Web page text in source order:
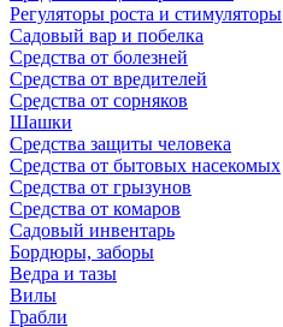
Регуляторы роста и стимуляторы
Садовый вар и побелка
Средства от болезней
Средства от вредителей
Средства от сорняков
Шашки
Средства защиты человека
Средства от бытовых насекомых
Средства от грызунов
Средства от комаров
Садовый инвентарь
Бордюры, заборы
Ведра и тазы
Вилы
Грабли